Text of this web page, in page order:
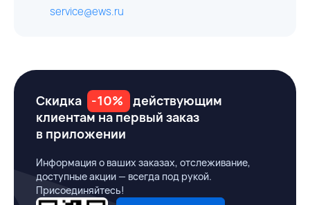
service@ews.ru
Скидка -10%
действующим
клиентам на первый заказ
в приложении
Информация о ваших заказах, отслеживание,
доступные акции — всегда под рукой.
Присоединяйтесь!